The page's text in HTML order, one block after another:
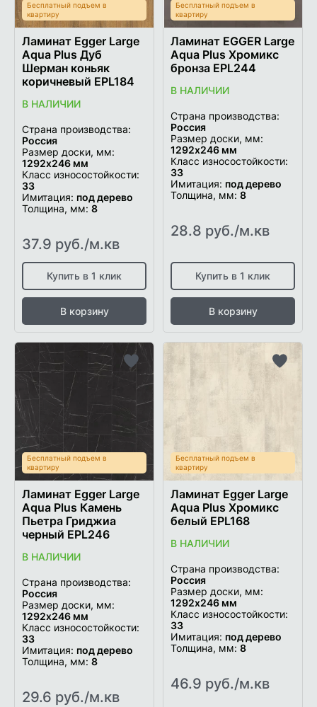
Бесплатный подъем в
квартиру
Ламинат Egger Large
Aqua Plus Дуб
Шерман коньяк
коричневый EPL184
В НАЛИЧИИ
Страна производства:
Россия
Размер доски, мм:
1292x246 мм
Класс износостойкости:
33
Имитация: под дерево
Толщина, мм:8
37.9 руб./м.кв
Купить в 1 клик
В корзину
Бесплатный подъем в
квартиру
Ламинат EGGER Large
Aqua Plus Хромикс
бронза EPL244
В НАЛИЧИИ
Страна производства:
Россия
Размер доски, мм:
1292x246 мм
Класс износостойкости:
33
Имитация: под дерево
Толщина, мм:8
28.8 руб./м.кв
Купить в 1 клик
В корзину
Бесплатный подъем в
квартиру
Добавить
желаемого
Ламинат Egger Large
Aqua Plus Камень
Пьетра Гриджиа
черный EPL246
В НАЛИЧИИ
Страна производства:
Россия
Размер доски, мм:
1292x246 мм
Класс износостойкости:
33
Имитация: под дерево
Толщина, мм:8
29.6 руб./м.кв
Бесплатный подъем в
квартиру
Ламинат Egger Large
Aqua Plus Хромикс
белый EPL168
В НАЛИЧИИ
Страна производства:
Россия
Размер доски, мм:
1292x246 мм
Класс износостойкости:
33
Имитация: под дерево
Толщина, мм:8
46.9 руб./м.кв